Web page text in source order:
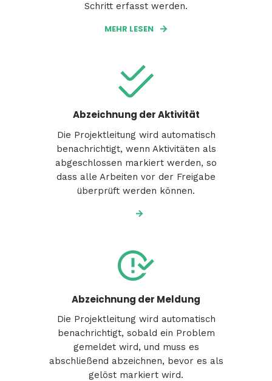
Schritt erfasst werden.
MEHR LESEN
Abzeichnung der Aktivität
Die Projektleitung wird automatisch
benachrichtigt, wenn Aktivitäten als
abgeschlossen markiert werden, so
dass alle Arbeiten vor der Freigabe
überprüft werden können.
Abzeichnung der Meldung
Die Projektleitung wird automatisch
benachrichtigt, sobald ein Problem
gemeldet wird, und muss es
abschließend abzeichnen, bevor es als
gelöst markiert wird.